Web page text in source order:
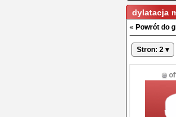
dylatacja
« Powrót do
Stron: 2 ▾